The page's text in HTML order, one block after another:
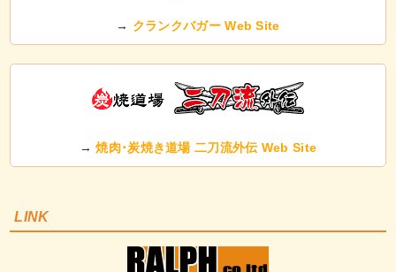
→ クランクバガー Web Site
→焼肉･炭焼き道場 二刀流外伝 Web Site
LINK